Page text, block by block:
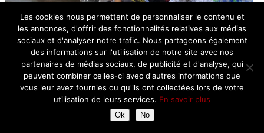
Depuis l’île de Cat Ba, nous nous rendons maintenant vers la
Les cookies nous permettent de personnaliser le contenu et
les annonces, d'offrir des fonctionnalités relatives aux médias
sociaux et d'analyser notre trafic. Nous partageons également
des informations sur l'utilisation de notre site avec nos
partenaires de médias sociaux, de publicité et d'analyse, qui
peuvent combiner celles-ci avec d'autres informations que
vous leur avez fournies ou qu'ils ont collectées lors de votre
utilisation de leurs services. En savoir plus
Ok No